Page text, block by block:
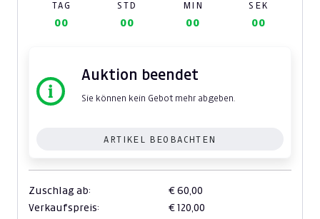
TAG STD MIN SEK
00 00 00 00
Auktion beendet
Sie können kein Gebot mehr abgeben.
ARTIKEL BEOBACHTEN
Zuschlag ab:
€ 60,00
Verkaufspreis:
€ 120,00